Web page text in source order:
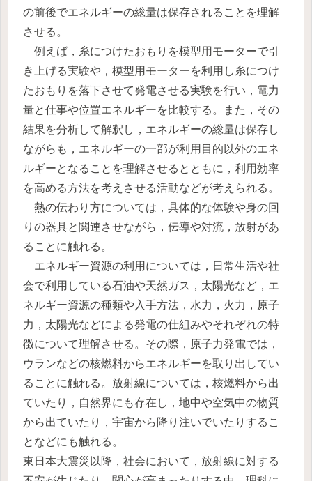
の前後でエネルギーの総量は保存されることを理解
させる。
例えば，糸につけたおもりを模型用モーターで引
き上げる実験や，模型用モーターを利用し糸につけ
たおもりを落下させて発電させる実験を行い，電力
量と仕事や位置エネルギーを比較する。また，その
結果を分析して解釈し，エネルギーの総量は保存し
ながらも，エネルギーの一部が利用目的以外のエネ
ルギーとなることを理解させるとともに，利用効率
を高める方法を考えさせる活動などが考えられる。
熱の伝わり方については，具体的な体験や身の回
りの器具と関連させながら，伝導や対流，放射があ
ることに触れる。
エネルギー資源の利用については，日常生活や社
会で利用している石油や天然ガス，太陽光など，エ
ネルギー資源の種類や入手方法，水力，火力，原子
力，太陽光などによる発電の仕組みやそれぞれの特
徴について理解させる。その際，原子力発電では，
ウランなどの核燃料からエネルギーを取り出してい
ることに触れる。放射線については，核燃料から出
ていたり，自然界にも存在し，地中や空気中の物質
から出ていたり，宇宙から降り注いでいたりするこ
となどにも触れる。
東日本大震災以降，社会において，放射線に対する